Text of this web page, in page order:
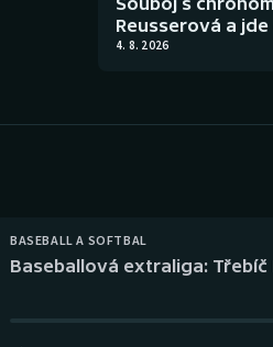
Reusserová a
4. 8. 2026
BASEBALL A SOFTBAL
Baseballová extraliga: Třebíč